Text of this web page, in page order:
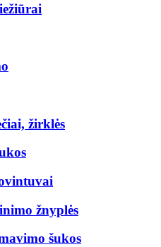
žirklės
žnyplės
šukos